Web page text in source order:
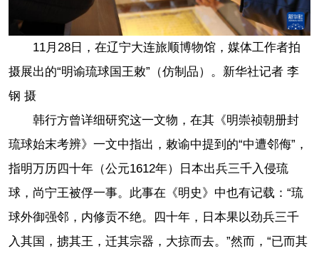
11月28日，在辽宁大连旅顺博物馆，媒体工作者拍
摄展出的“明谕琉球国王敕”（仿制品）。新华社记者 李
钢 摄
韩行方曾详细研究这一文物，在其《明崇祯朝册封
琉球始末考辨》一文中指出，敕谕中提到的“中遭邻侮”，
指明万历四十年（公元1612年）日本出兵三千入侵琉
球，尚宁王被俘一事。此事在《明史》中也有记载：“琉
球外御强邻，内修贡不绝。四十年，日本果以劲兵三千
入其国，掳其王，迁其宗器，大掠而去。”然而，“已而其